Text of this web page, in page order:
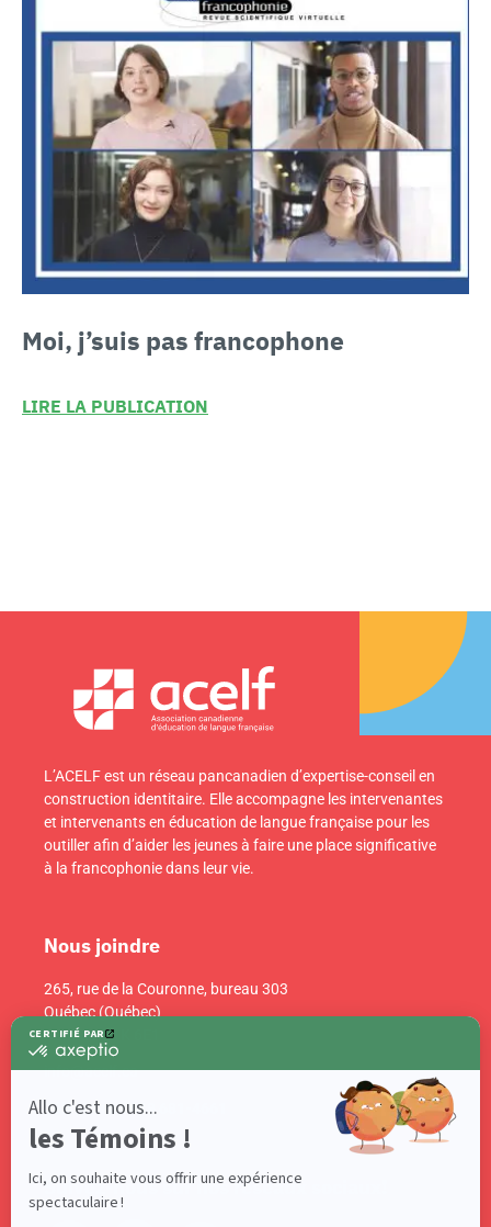
Moi, j’suis pas francophone
LIRE LA PUBLICATION
L’ACELF est un réseau pancanadien d’expertise-conseil en
construction identitaire. Elle accompagne les intervenantes
et intervenants en éducation de langue française pour les
outiller afin d’aider les jeunes à faire une place significative
à la francophonie dans leur vie.
Suivez-nous sur nos réseaux sociaux!
Nous joindre
265, rue de la Couronne, bureau 303
Québec (Québec)
Canada G1K 6E1
info@acelf.ca
Téléphone : 418 681-4661